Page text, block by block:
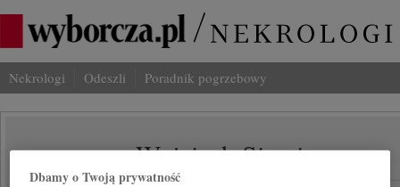
Nekrologi Odeszli Poradnik pogrzebowy
Wojciech Siemion
Dbamy o Twoją prywatność